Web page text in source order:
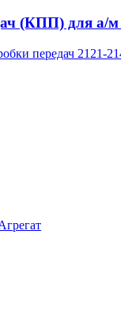
(КПП) для а/
передач 2121-